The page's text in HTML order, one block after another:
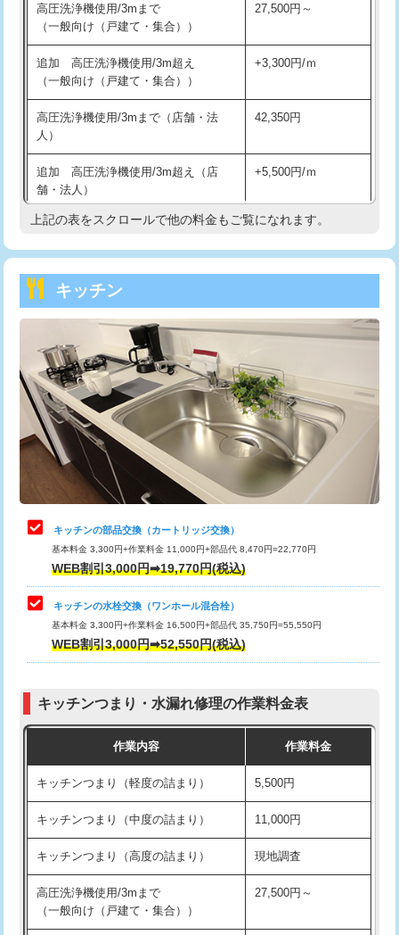
交換・取付(排水栓・排水トラップ
（P/S/ポップアップ））
22,000円+材料費
交換・取付（その他部品） 11,000円+材料費
持込商品取付（単水栓） 13,200円
持込商品取付（混合水栓）
持込商品取付（浄水器・分岐水栓） 16,500円
持込商品取付（温水洗浄便座） 22,000円
持込商品取付（普通便座⇔温水洗浄便
22,000円
給水管工事※（ホール加工)
給水管工事※（バンド止め) 3,300円
給水管工事※（支持金具設置) 5,500円
給水管工事※（保温材使用（バンド止
め込み）)
5,500円
給水管工事※（土の掘削・埋め戻し作
11,000円
給水管工事※（塩ビ管（VP・HI）使
用/3ｍまで)
給水管工事※（塩ビ管（VP・HI）使
用（追加）/3ｍ超え)
給水管工事※（ライニング鋼管・銅
管・ポリ管・HT管使用/3ｍまで)
44,000円
管・ポリ管・HT管使用/3ｍ超え)
排水管工事（土の掘削・埋め戻し作
11,000円~
排水管工事（排水管工事/3ｍまで） 55,000円
排水管工事（追加 排水管工事/3ｍ超
+11,000円
マス交換（土の掘削・埋め戻し作業）
マス交換（深さ50㎝未満）
高圧洗浄機使用/3mまで
（一般向け（戸建て・集合））
27,500円～
追加 高圧洗浄機使用/3m超え
（一般向け（戸建て・集合））
+3,300円/ｍ
高圧洗浄機使用/3mまで（店舗・法
人）
42,350円
追加 高圧洗浄機使用/3m超え（店
舗・法人）
+5,500円/ｍ
高度高圧洗浄換 現地調査
トーラー機使用/3mまで
追加トーラー機使用/3m超え +3,300円
カメラ調査 33,000円
桝清掃 8,800円
止水・漏水調査・防水処理・清掃・修
理・調整・分解・加工など（軽作業）
11,000円
止水・漏水調査・防水処理・清掃・修
理・調整・分解・加工など（中作業）
22,000円
止水・漏水調査・防水処理・清掃・修
理・調整・分解・加工など（重作業）
33,000円
お風呂タンク脱着
その他部品の脱着
式・ワンホール）)
交換・取付(排水栓・排水トラップ
22,000円+材料費
持込商品取付（単水栓）
上記の表をスクロールで他の料金もご覧になれます。
キッチン
キッチンの部品交換（カートリッジ交換）
基本料金 3,300円+作業料金 11,000円+部品代 8,470円=22,770円
WEB割引3,000円➡19,770円(税込)
キッチンの水栓交換（ワンホール混合栓）
基本料金 3,300円+作業料金 16,500円+部品代 35,750円=55,550円
WEB割引3,000円➡52,550円(税込)
キッチンつまり・水漏れ修理の作業料金表
作業内容 作業料金
キッチンつまり（軽度の詰まり） 5,500円
キッチンつまり（中度の詰まり） 11,000円
キッチンつまり（高度の詰まり） 現地調査
高圧洗浄機使用/3mまで
（一般向け（戸建て・集合））
27,500円～